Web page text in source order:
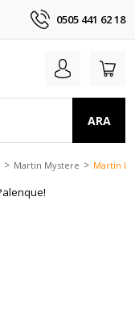
0505 441 62 18
ARA
Martin Mystere Martin